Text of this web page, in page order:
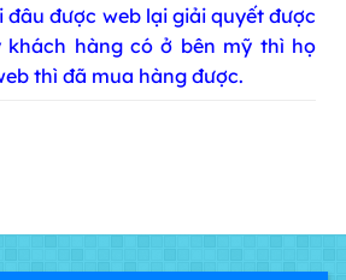
đâu được web lại giải quyết được
khách hàng có ở bên mỹ thì họ
thì đã mua hàng được.